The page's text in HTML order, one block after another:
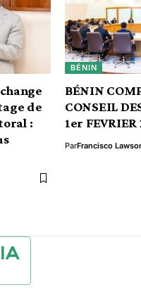
de
:
BÉNIN
BÉNIN
CONSEIL
1er FEVRIER
ParFrancisco